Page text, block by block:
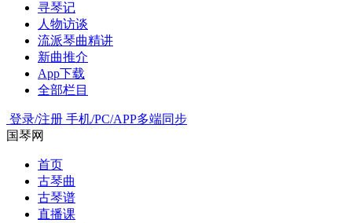
寻琴记
人物访谈
流派琴曲精讲
新曲推介
App下载
全部栏目
登录/注册 手机/PC/APP多端同步
国琴网
首页
古琴曲
古琴谱
直播课